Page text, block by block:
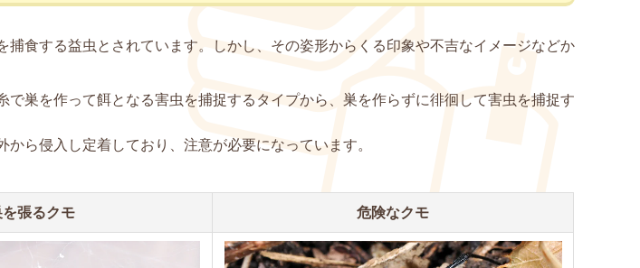
食する益虫とされています。しかし、その姿形からくる印象や不吉なイメージなどか
巣を作って餌となる害虫を捕捉するタイプから、巣を作らずに徘徊して害虫を捕捉す
ら侵入し定着しており、注意が必要になっています。
を張るクモ 危険なクモ